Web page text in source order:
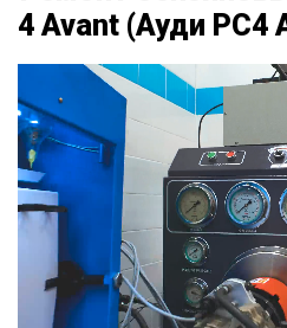
4 Avant (Ауди РС4